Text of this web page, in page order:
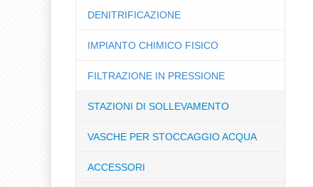
DENITRIFICAZIONE
IMPIANTO CHIMICO FISICO
FILTRAZIONE IN PRESSIONE
STAZIONI DI SOLLEVAMENTO
VASCHE PER STOCCAGGIO ACQUA
ACCESSORI